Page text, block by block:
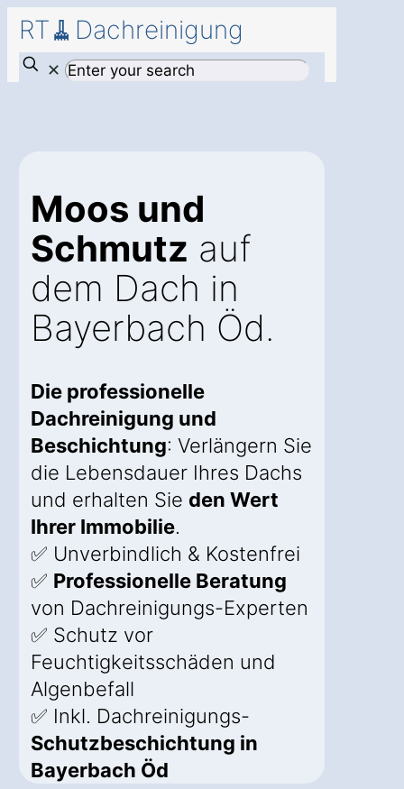
RT🧹Dachreinigung
✕
Moos und
Schmutz auf
dem Dach in
Bayerbach Öd.
Die professionelle
Dachreinigung und
Beschichtung: Verlängern Sie
die Lebensdauer Ihres Dachs
und erhalten Sie den Wert
Ihrer Immobilie.
✅ Unverbindlich & Kostenfrei
✅ Professionelle Beratung
von Dachreinigungs-Experten
✅ Schutz vor
Feuchtigkeitsschäden und
Algenbefall
✅ Inkl. Dachreinigungs-
Schutzbeschichtung in
Bayerbach Öd